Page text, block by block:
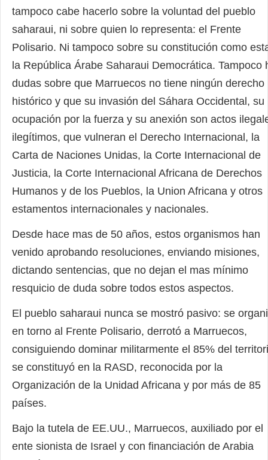
tampoco cabe hacerlo sobre la voluntad del pueblo
saharaui, ni sobre quien lo representa: el Frente
Polisario. Ni tampoco sobre su constitución como
la República Árabe Saharaui Democrática. Tampoco
dudas sobre que Marruecos no tiene ningún derecho
histórico y que su invasión del Sáhara Occidental, su
ocupación por la fuerza y su anexión son actos
ilegítimos, que vulneran el Derecho Internacional, la
Carta de Naciones Unidas, la Corte Internacional de
Justicia, la Corte Internacional Africana de Derechos
Humanos y de los Pueblos, la Union Africana y otros
estamentos internacionales y nacionales.
Desde hace mas de 50 años, estos organismos han
venido aprobando resoluciones, enviando misiones,
dictando sentencias, que no dejan el mas mínimo
resquicio de duda sobre todos estos aspectos.
El pueblo saharaui nunca se mostró pasivo: se
en torno al Frente Polisario, derrotó a Marruecos,
consiguiendo dominar militarmente el 85% del
se constituyó en la RASD, reconocida por la
Organización de la Unidad Africana y por más de 85
países.
Bajo la tutela de EE.UU., Marruecos, auxiliado por el
ente sionista de Israel y con financiación de Arabia